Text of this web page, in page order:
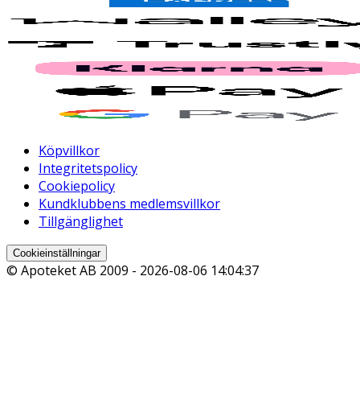
Köpvillkor
Integritetspolicy
Cookiepolicy
Kundklubbens medlemsvillkor
Tillgänglighet
Cookieinställningar
© Apoteket AB 2009 - 2026-08-06 14:04:37